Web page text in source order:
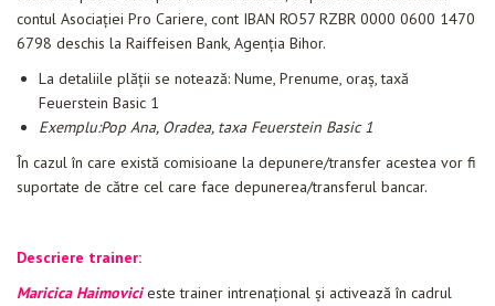
contul Asociației Pro Cariere, cont IBAN RO57 RZBR 0000 0600 1470
6798 deschis la Raiffeisen Bank, Agenția Bihor.
La detaliile plății se notează: Nume, Prenume, oraș, taxă
Feuerstein Basic 1
Exemplu:Pop Ana, Oradea, taxa Feuerstein Basic 1
În cazul în care există comisioane la depunere/transfer acestea vor fi
suportate de către cel care face depunerea/transferul bancar.
Descriere trainer:
Maricica Haimovicieste trainer intrenațional și activează în cadrul